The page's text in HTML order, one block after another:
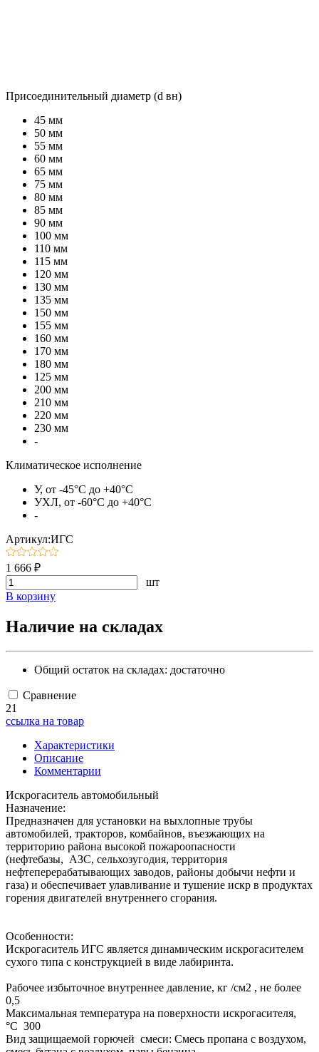
Присоединительный диаметр (d вн)
45 мм
50 мм
55 мм
60 мм
65 мм
75 мм
80 мм
85 мм
90 мм
100 мм
110 мм
115 мм
120 мм
130 мм
135 мм
150 мм
155 мм
160 мм
170 мм
180 мм
125 мм
200 мм
210 мм
220 мм
230 мм
-
Климатическое исполнение
У, от -45°C до +40°C
УХЛ, от -60°C до +40°C
-
Артикул:ИГС
1 666 ₽
шт
В корзину
Наличие на складах
Общий остаток на складах: достаточно
Сравнение
21
ссылка на товар
Характеристики
Описание
Комментарии
Искрогаситель автомобильный
Назначение:
Предназначен для установки на выхлопные трубы
автомобилей, тракторов, комбайнов, въезжающих на
территорию района высокой пожароопасности
(нефтебазы, АЗС, сельхозугодия, территория
нефтеперерабатывающих заводов, районы добычи нефти и
газа) и обеспечивает улавливание и тушение искр в продуктах
горения двигателей внутреннего сгорания.
Особенности:
Искрогаситель ИГС является динамическим искрогасителем
сухого типа с конструкцией в виде лабиринта.
Рабочее избыточное внутреннее давление, кг /см2 , не более
0,5
Максимальная температура на поверхности искрогасителя,
°С 300
Вид защищаемой горючей смеси: Смесь пропана с воздухом,